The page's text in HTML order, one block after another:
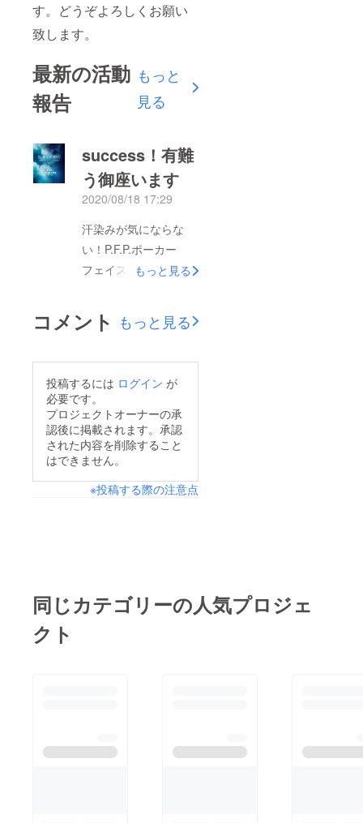
す。どうぞよろしくお願い
致します。
最新の活動
報告
もっと
見る
success！有難
う御座います
2020/08/18 17:29
汗染みが気にならな
い！P.F.P.ポーカー
フェイスポロご支援有
陰様で目標値を達成す
ることが出来ました。
までこちらの活動報告
にて上げさせて頂きま
す。汗染みが気になら
ない特殊生地！だけで
シュなポロデザインに
す。モノゴト代表 八
木
もっと見る
コメント もっと見る
投稿するには ログイン が
必要です。
プロジェクトオーナーの承
認後に掲載されます。承認
された内容を削除すること
はできません。
※投稿する際の注意点
同じカテゴリーの人気プロジェ
クト